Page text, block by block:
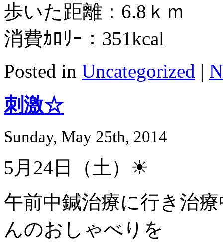
歩いた距離：6.8ｋｍ
消費ｶﾛﾘｰ：351kcal
Posted in Uncategorized |
刺激☆
Sunday, May 25th, 2014
5月24日（土）☀
午前中鍼治療に行き治
んのおしゃべりを